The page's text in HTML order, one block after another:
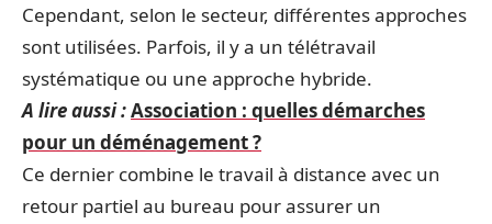
Cependant, selon le secteur, différentes approches
sont utilisées. Parfois, il y a un télétravail
systématique ou une approche hybride.
A lire aussi :Association : quelles démarches
pour un déménagement ?
Ce dernier combine le travail à distance avec un
retour partiel au bureau pour assurer un